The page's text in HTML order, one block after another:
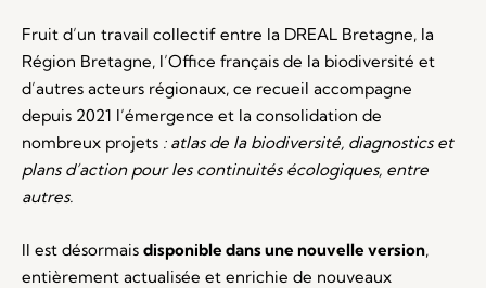
Fruit d’un travail collectif entre la DREAL Bretagne, la
Région Bretagne, l’Office français de la biodiversité et
d’autres acteurs régionaux, ce recueil accompagne
depuis 2021 l’émergence et la consolidation de
nombreux projets : atlas de la biodiversité, diagnostics et
plans d’action pour les continuités écologiques, entre
autres.
Il est désormais disponible dans une nouvelle version,
entièrement actualisée et enrichie de nouveaux